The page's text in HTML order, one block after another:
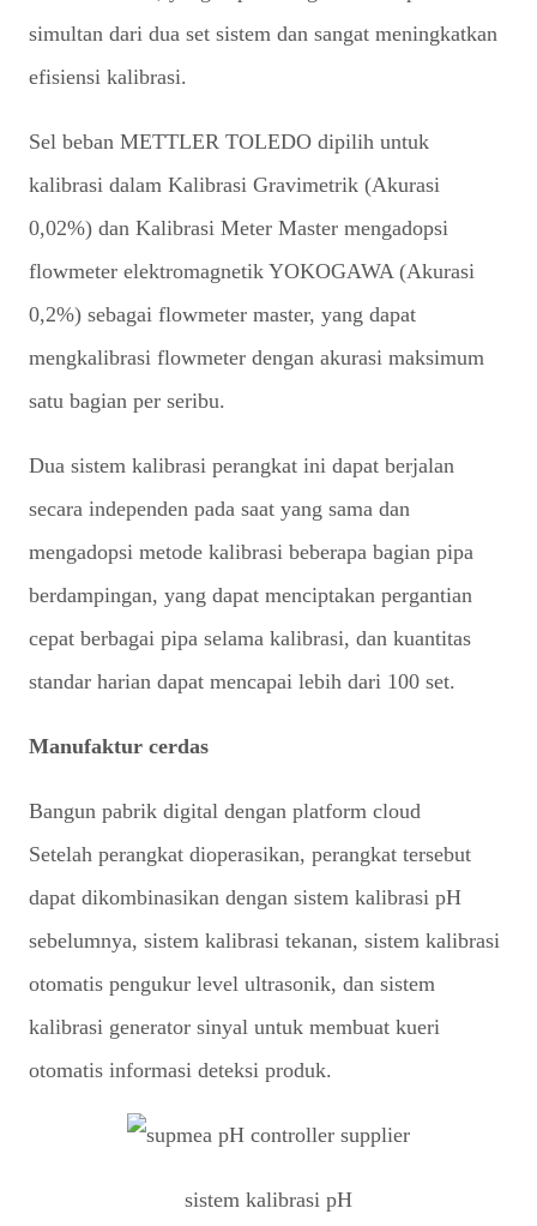
simultan dari dua set sistem dan sangat meningkatkan
efisiensi kalibrasi.
Sel beban METTLER TOLEDO dipilih untuk
kalibrasi dalam Kalibrasi Gravimetrik (Akurasi
0,02%) dan Kalibrasi Meter Master mengadopsi
flowmeter elektromagnetik YOKOGAWA (Akurasi
0,2%) sebagai flowmeter master, yang dapat
mengkalibrasi flowmeter dengan akurasi maksimum
satu bagian per seribu.
Dua sistem kalibrasi perangkat ini dapat berjalan
secara independen pada saat yang sama dan
mengadopsi metode kalibrasi beberapa bagian pipa
berdampingan, yang dapat menciptakan pergantian
cepat berbagai pipa selama kalibrasi, dan kuantitas
standar harian dapat mencapai lebih dari 100 set.
Manufaktur cerdas
Bangun pabrik digital dengan platform cloud
Setelah perangkat dioperasikan, perangkat tersebut
dapat dikombinasikan dengan sistem kalibrasi pH
sebelumnya, sistem kalibrasi tekanan, sistem kalibrasi
otomatis pengukur level ultrasonik, dan sistem
kalibrasi generator sinyal untuk membuat kueri
otomatis informasi deteksi produk.
sistem kalibrasi pH